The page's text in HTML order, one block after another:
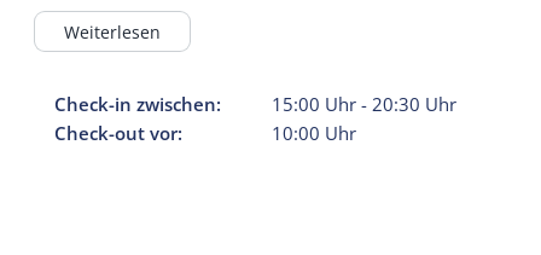
Weiterlesen
Check-in zwischen: 15:00 Uhr -20:30 Uhr
Check-out vor:
10:00 Uhr